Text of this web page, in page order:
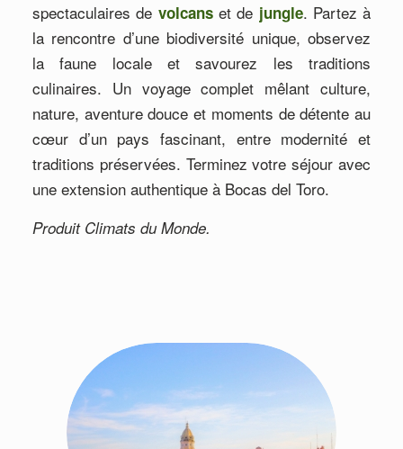
spectaculaires de volcanset de jungle. Partez à
la rencontre d’une biodiversité unique, observez
la faune locale et savourez les traditions
culinaires. Un voyage complet mêlant culture,
nature, aventure douce et moments de détente au
cœur d’un pays fascinant, entre modernité et
traditions préservées. Terminez votre séjour avec
une extension authentique à Bocas del Toro.
Produit Climats du Monde.